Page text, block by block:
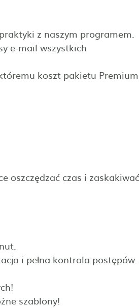
z naszym programem.
e-mail wszystkich
koszt pakietu
oszczędzać czas i zaskakiwać
i pełna kontrola postępów.
szablony!